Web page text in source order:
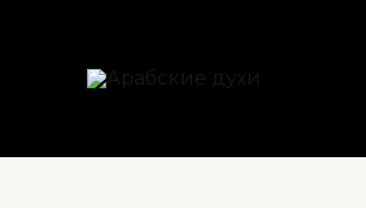
содержимому